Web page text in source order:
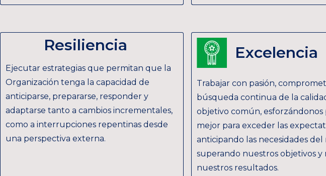
Resiliencia
Ejecutar estrategias que permitan que la
Organización tenga la capacidad de
anticiparse, prepararse, responder y
adaptarse tanto a cambios incrementales,
como a interrupciones repentinas desde
una perspectiva externa.
Excelencia
Trabajar con pasión,
búsqueda continua de la
objetivo común, esforzándonos
mejor para exceder las
anticipando las necesidades del
superando nuestros objetivos y
nuestros resultados.